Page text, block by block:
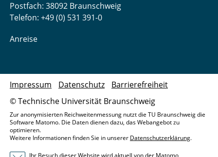
Postfach: 38092 Braunschweig
Telefon: +49 (0) 531 391-0
Anreise
© Technische Universität Braunschweig
Impressum Datenschutz Barrierefreiheit
Zur anonymisierten Reichweitenmessung nutzt die TU Braunschweig die
Software Matomo. Die Daten dienen dazu, das Webangebot zu
optimieren.
Weitere Informationen finden Sie in unserer Datenschutzerklärung.
Ihr Besuch dieser Website wird aktuell von der Matomo